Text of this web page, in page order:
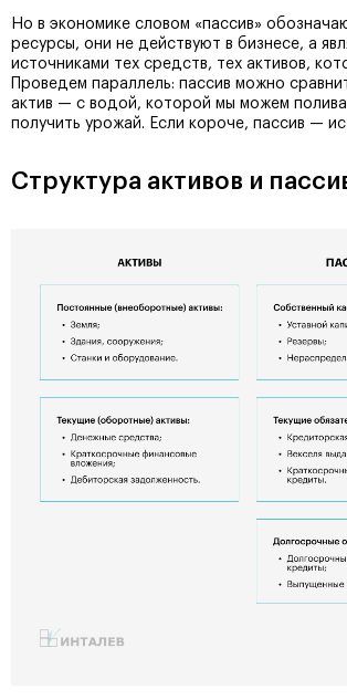
Но в экономике словом «пассив»
ресурсы, они не действуют в бизнесе, а
источниками тех средств, тех активов,
Проведем параллель: пассив можно
актив — с водой, которой мы можем
получить урожай. Если короче, пассив —
Структура активов и